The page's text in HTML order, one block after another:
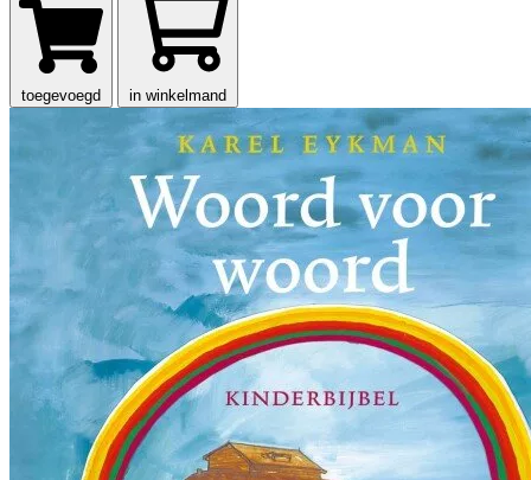
toegevoegd in winkelmand